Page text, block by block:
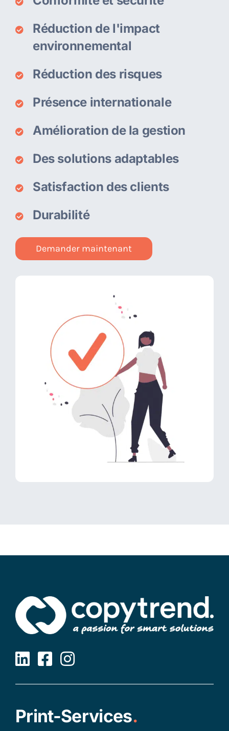
Réduction de l'impact
environnemental
Réduction des risques
Présence internationale
Amélioration de la gestion
Des solutions adaptables
Satisfaction des clients
Durabilité
Demander maintenant
Print-Services.